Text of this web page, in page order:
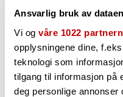
Ansvarlig bruk av
Vi og våre 1022
opplysningene dine,
teknologi som
tilgang til informasjon på
deg personlige annonser
7 887,-